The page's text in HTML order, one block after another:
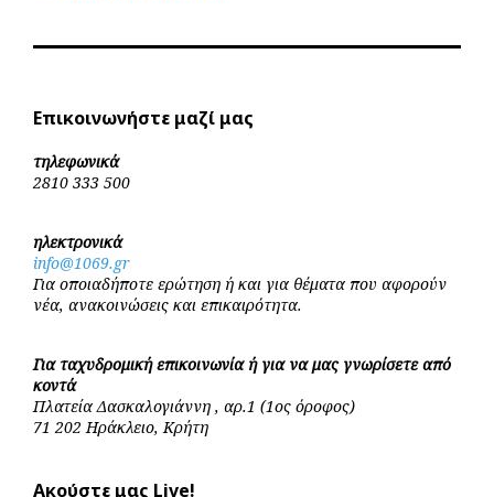
Επικοινωνήστε μαζί μας
τηλεφωνικά
2810 333 500
ηλεκτρονικά
info@1069.gr
Για οποιαδήποτε ερώτηση ή και για θέματα που αφορούν
νέα, ανακοινώσεις και επικαιρότητα.
Για ταχυδρομική επικοινωνία ή για να μας γνωρίσετε από
κοντά
Πλατεία Δασκαλογιάννη , αρ.1 (1ος όροφος)
71 202 Ηράκλειο, Κρήτη
Ακούστε μας Live!